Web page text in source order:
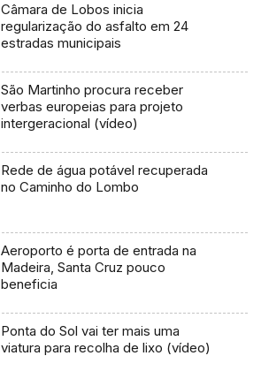
Câmara de Lobos inicia
regularização do asfalto em 24
estradas municipais
São Martinho procura receber
verbas europeias para projeto
intergeracional (vídeo)
Rede de água potável recuperada
no Caminho do Lombo
Aeroporto é porta de entrada na
Madeira, Santa Cruz pouco
beneficia
Ponta do Sol vai ter mais uma
viatura para recolha de lixo (vídeo)